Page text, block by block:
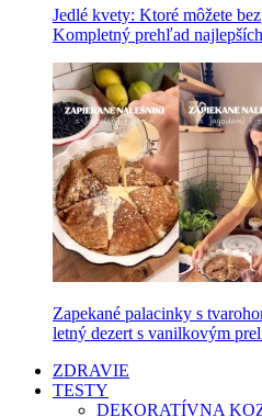
Jedlé kvety: Ktoré môžete
Kompletný prehľad
Zapekané palacinky s
letný dezert s vanilkovým
ZDRAVIE
TESTY
DEKORATÍVNA